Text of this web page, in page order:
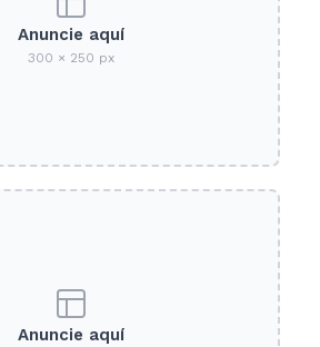
Anuncie aquí
300 × 250 px
Anuncie aquí